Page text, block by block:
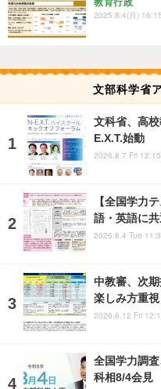
教育行政
2025.8.4(月) 16:15
文部科学省
文科省、高
E.X.T.始動
2026.8.7 Fri 12:15
【全国学力
語・英語に共
2026.8.4 Tue
中教審、次
楽しみ方重視
2026.6.12 Fri
全国学力調
科相8/4会見